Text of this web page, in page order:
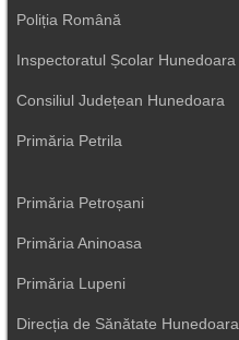
Poliția Română
Inspectoratul Școlar Hunedoara
Consiliul Județean Hunedoara
Primăria Petrila
Primăria Petroșani
Primăria Aninoasa
Primăria Lupeni
Direcția de Sănătate Hunedoara